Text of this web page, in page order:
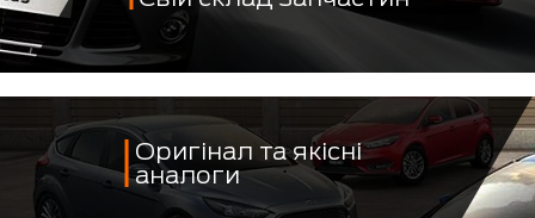
Оригінал та якісні
аналоги